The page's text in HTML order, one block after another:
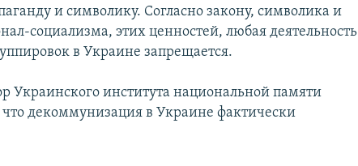
и символику. Согласно закону, символика и
социализма, этих ценностей, любая деятельность
в Украине запрещается.
Украинского института национальной памяти
что декоммунизация в Украине фактически